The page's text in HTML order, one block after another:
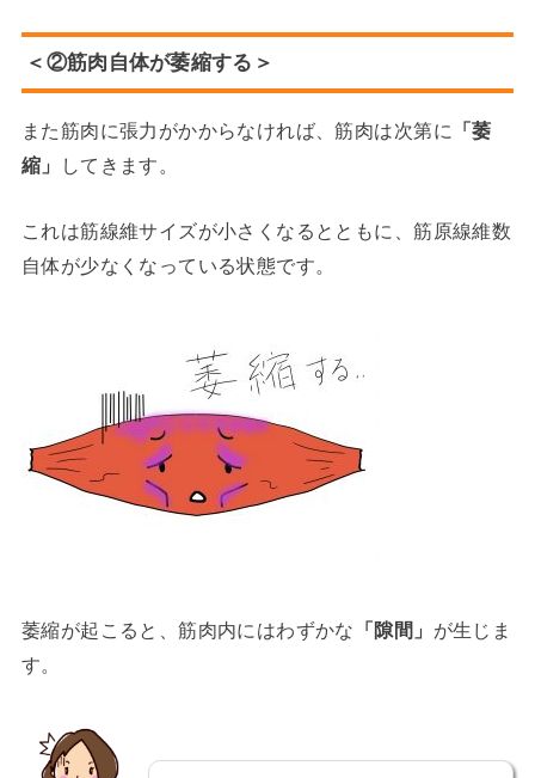
＜②筋肉自体が萎縮する＞
また筋肉に張力がかからなければ、筋肉は次第に
「萎
縮」
してきます。
これは筋線維サイズが小さくなるとともに、筋原線維数
自体が少なくなっている状態です。
萎縮が起こると、筋肉内にはわずかな 「隙間」 が生じま
す。